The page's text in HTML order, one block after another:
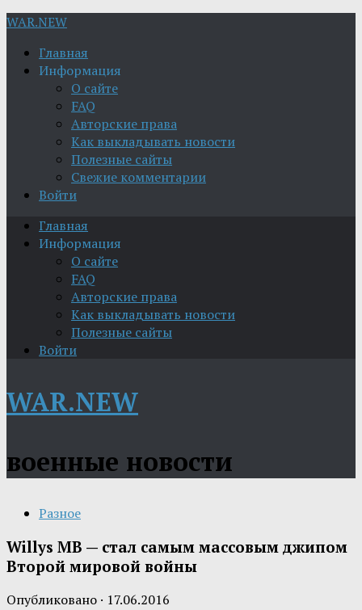
WAR.NEW
Главная
Информация
О сайте
FAQ
Авторские права
Как выкладывать новости
Полезные сайты
Свежие комментарии
Войти
Главная
Информация
О сайте
FAQ
Авторские права
Как выкладывать новости
Полезные сайты
Войти
WAR.NEW
военные новости
Разное
Willys MB — стал самым массовым джипом
Второй мировой войны
Опубликовано · 17.06.2016